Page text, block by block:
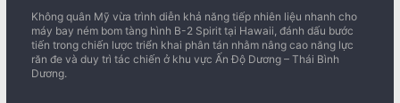
Không quân Mỹ vừa trình diễn khả năng tiếp nhiên liệu nhanh cho
máy bay ném bom tàng hình B-2 Spirit tại Hawaii, đánh dấu bước
tiến trong chiến lược triển khai phân tán nhằm nâng cao năng lực
răn đe và duy trì tác chiến ở khu vực Ấn Độ Dương – Thái Bình
Dương.